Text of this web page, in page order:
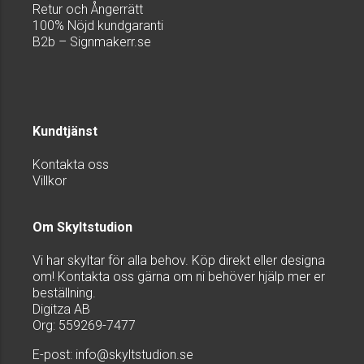
Retur och Ångerrätt
100% Nöjd kundgaranti
B2b – Signmakerr.se
Kundtjänst
Kontakta oss
Villkor
Om Skyltstudion
Vi har skyltar för alla behov. Köp direkt eller designa
om! Kontakta oss gärna om ni behöver hjälp mer er
beställning.
Digitza AB
Org: 559269-7477
E-post: info@skyltstudion.se